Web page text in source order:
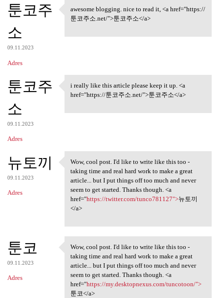
툰코주
소
09.11.2023
Adres
awesome blogging. nice to
awesome blogging. nice to read it, <a href="https://
툰코주소.net/">툰코주소</a>
툰코주
소
09.11.2023
Adres
i really like this article
i really like this article please keep it up. <a
href="https://툰코주소.net/">툰코주소</a>
뉴토끼
09.11.2023
Adres
Wow, cool post. I'd like to
Wow, cool post. I'd like to write like this too -
taking time and real hard work to make a great
article... but I put things off too much and never
seem to get started. Thanks though. <a
href="https://twitter.com/tunco781127">뉴토끼
</a>
툰코
09.11.2023
Adres
Wow, cool post. I'd like to
Wow, cool post. I'd like to write like this too -
taking time and real hard work to make a great
article... but I put things off too much and never
seem to get started. Thanks though. <a
href="https://my.desktopnexus.com/tuncotoon/">
툰코</a>